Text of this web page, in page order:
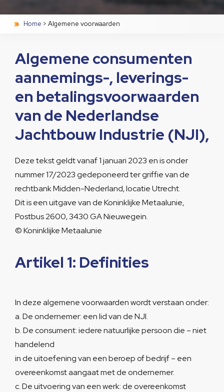
Home > Algemene voorwaarden
Algemene consumenten
aannemings-, leverings-
en betalingsvoorwaarden
van de Nederlandse
Jachtbouw Industrie (NJI),
Deze tekst geldt vanaf 1 januari 2023 en is onder
nummer 17/2023 gedeponeerd ter griffie van de
rechtbank Midden-Nederland, locatie Utrecht.
Dit is een uitgave van de Koninklijke Metaalunie,
Postbus 2600, 3430 GA Nieuwegein.
© Koninklijke Metaalunie
Artikel 1: Definities
In deze algemene voorwaarden wordt verstaan onder:
a. De ondernemer: een lid van de NJI.
b. De consument: iedere natuurlijke persoon die – niet
handelend
in de uitoefening van een beroep of bedrijf – een
overeenkomst aangaat met de ondernemer.
c. De uitvoering van een werk: de overeenkomst